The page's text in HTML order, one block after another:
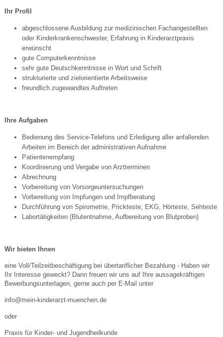
Ihr Profil
abgeschlossene Ausbildung zur medizinischen Fachangestellten
oder Kinderkrankenschwester, Erfahrung in Kinderarztpraxis
erwünscht
gute Computerkenntnisse
sehr gute Deutschkenntnisse in Wort und Schrift
strukturierte und zielorientierte Arbeitsweise
freundlich zugewandtes Auftreten
Ihre Aufgaben
Bedienung des Service-Telefons und Erledigung aller anfallenden
Arbeiten im Bereich der administrativen Aufnahme
Patientenempfang
Koordinierung und Vergabe von Arztterminen
Abrechnung
Vorbereitung von Vorsorgeuntersuchungen
Vorbereitung von Impfungen und Impfberatung
Durchführung von Spirometrie, Prickteste, EKG, Hörteste, Sehteste
Labortätigkeiten (Blutentnahme, Aufbereitung von Blutproben)
Wir bieten Ihnen
eine Voll/Teilzeitbeschäftigung bei übertariflicher Bezahlung - Haben wir
Ihr Interesse geweckt? Dann freuen wir uns auf Ihre aussagekräftigen
Bewerbungsunterlagen, gerne auch per E-Mail unter
info@mein-kinderarzt-muenchen.de
oder
Praxis für Kinder- und Jugendheilkunde